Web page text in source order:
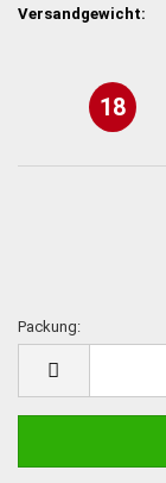
Versandgewicht:
18
Packung: